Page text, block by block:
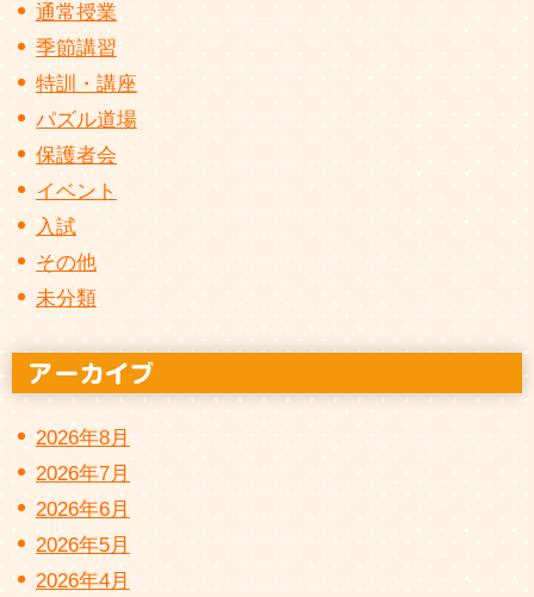
通常授業
季節講習
特訓・講座
パズル道場
保護者会
イベント
入試
その他
未分類
2026年8月
2026年7月
2026年6月
2026年5月
2026年4月